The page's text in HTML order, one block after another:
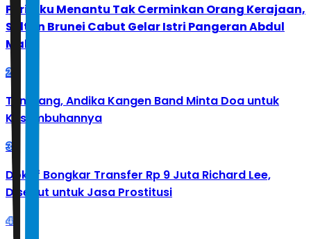
Perilaku Menantu Tak Cerminkan Orang Kerajaan,
Sultan Brunei Cabut Gelar Istri Pangeran Abdul
Malik
2
Tumbang, Andika Kangen Band Minta Doa untuk
Kesembuhannya
3
Doktif Bongkar Transfer Rp 9 Juta Richard Lee,
Disebut untuk Jasa Prostitusi
4